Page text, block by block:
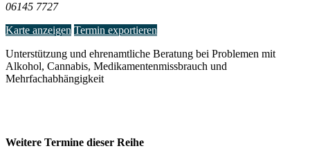
06145 7727
Karte anzeigen Termin exportieren
Unterstützung und ehrenamtliche Beratung bei Problemen mit
Alkohol, Cannabis, Medikamentenmissbrauch und
Mehrfachabhängigkeit
Weitere Termine dieser Reihe